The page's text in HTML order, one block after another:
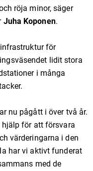
röja minor, säger
Juha Koponen.
för
lidit stora
i många
nu pågått i över två år.
hjälp för att försvara
värderingarna i den
har vi aktivt funderat
med de